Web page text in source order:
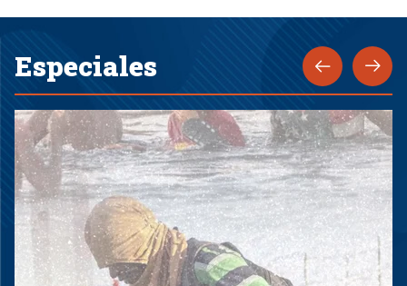
Especiales